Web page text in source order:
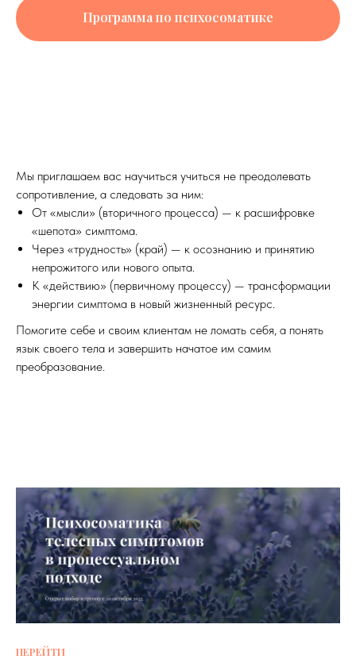
Программа по психосоматике
Мы приглашаем вас научиться учиться не преодолевать
сопротивление, а следовать за ним:
От «мысли» (вторичного процесса) — к расшифровке
«шепота» симптома.
Через «трудность» (край) — к осознанию и принятию
непрожитого или нового опыта.
К «действию» (первичному процессу) — трансформации
энергии симптома в новый жизненный ресурс.
Помогите себе и своим клиентам не ломать себя, а понять
язык своего тела и завершить начатое им самим
преобразование.
ПЕРЕЙТИ